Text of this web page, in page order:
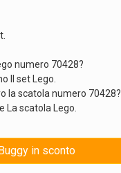
numero 70428?
Il set Lego.
la scatola numero 70428?
La scatola Lego.
in sconto